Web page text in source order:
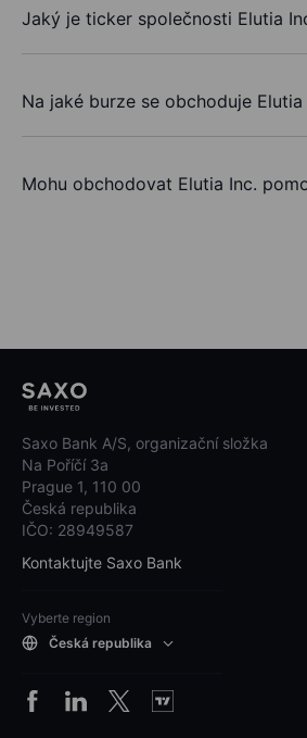
Jaký je ticker společnosti Elutia
Na jaké burze se obchoduje Elutia
Mohu obchodovat Elutia Inc.
Saxo Bank A/S, organizační složka
Na Poříčí 3a
Prague 1, 110 00
Česká republika
IČO: 28949587
Kontaktujte Saxo Bank
Vyberte region
Česká republika